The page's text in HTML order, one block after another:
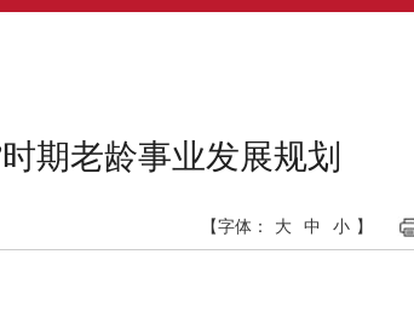
期老龄事业发展规划
【字体： 大 中 小 】